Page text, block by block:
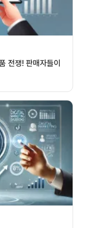
전쟁! 판매자들이